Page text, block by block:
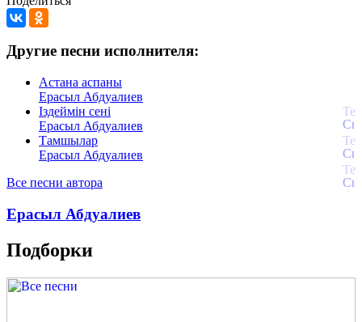
Другие песни исполнителя:
Астана аспаны
Ерасыл Абдуалиев
Iздеймін сені
Ерасыл Абдуалиев
Тамшылар
Ерасыл Абдуалиев
Все песни автора
Ерасыл Абдуалиев
Подборки